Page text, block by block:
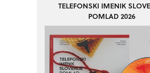
TELEFONSKI IMENIK
POMLAD 2026